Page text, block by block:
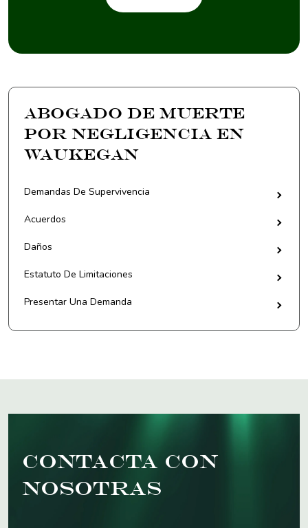
Abogado de Muerte
por Negligencia en
Waukegan
Demandas De Supervivencia
Acuerdos
Daños
Estatuto De Limitaciones
Presentar Una Demanda
Contacta con
nosotras